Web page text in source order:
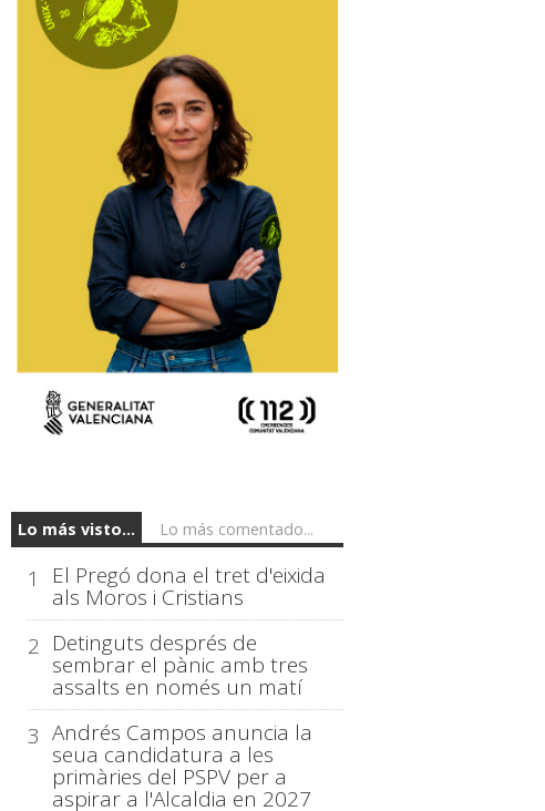
Lo más visto... Lo más comentado...
1 El Pregó dona el tret d'eixida
als Moros i Cristians
2 Detinguts després de
sembrar el pànic amb tres
assalts en només un matí
3 Andrés Campos anuncia la
seua candidatura a les
primàries del PSPV per a
aspirar a l'Alcaldia en 2027